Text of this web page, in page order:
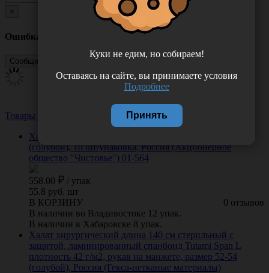
×
Ошибка
Товары из этой категории
Посмотреть все
Халат "Кимоно", из нетканого материала спанбонд
(голубой), 10 шт/упаковка, Россия (Акционерное
общество "Чистовье") 01-564
558.00 / упак
55.8 руб. шт
0 отзывов
В КОРЗИНУ
В наличии во Владивостоке 12 упак.
В наличии в Хабаровске 8 упак.
Халат хирургический длина 140 см стерильный с
защитой, ламинированный спанбонд Tutami Span L
плотность 42 г/м2, рукав на манжете, размер 52-54
(голубой), Россия (Гекса-нетканые материалы)
Куки не едим, но собираем!
Оставаясь на сайте, вы принимаете условия
Подробнее
Принять